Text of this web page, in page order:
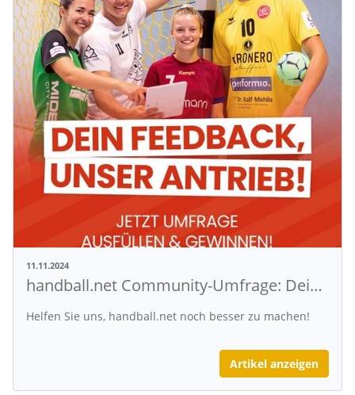
11.11.2024
handball.net Community-Umfrage: Dein Feedback zählt!
Helfen Sie uns, handball.net noch besser zu machen!
Artikel anzeigen